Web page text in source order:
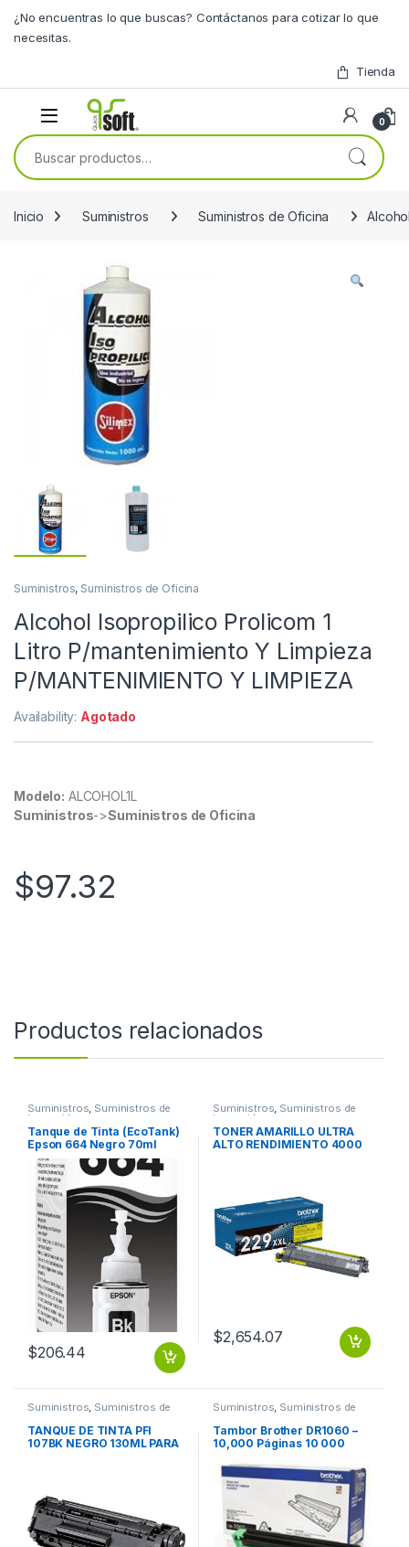
¿No encuentras lo que buscas? Contáctanos para cotizar lo que
necesitas.
Tienda
0
Buscar por:
Inicio Suministros Suministros de Oficina
Suministros, Suministros de Oficina
Alcohol Isopropilico Prolicom 1
Litro P/mantenimiento Y Limpieza
P/MANTENIMIENTO Y LIMPIEZA
Availability: Agotado
Modelo: ALCOHOL1L
Suministros->Suministros de Oficina
$97.32
Productos relacionados
Suministros, Suministros de
Impresión
Tanque de Tinta (EcoTank)
Epson 664 Negro 70ml
L575 L495 L1300
$206.44
Suministros, Suministros de
Impresión
TONER AMARILLO ULTRA
ALTO RENDIMIENTO 4000
$2,654.07
Suministros, Suministros de
Impresión
TANQUE DE TINTA PFI
107BK NEGRO 130ML PARA
Suministros, Suministros de
Impresión
Tambor Brother DR1060 –
10,000 Páginas 10 000